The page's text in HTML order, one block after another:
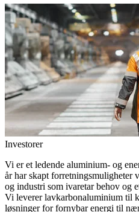
Investorer
Vi er et ledende aluminium- og
år har skapt forretningsmuligheter
og industri som ivaretar behov og
Vi leverer lavkarbonaluminium til
løsninger for fornybar energi til